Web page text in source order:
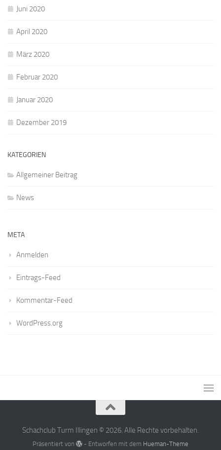
Juni 2020
April 2020
März 2020
Februar 2020
Januar 2020
Dezember 2019
KATEGORIEN
Allgemeiner Beitrag
News
META
Anmelden
Eintrags-Feed
Kommentar-Feed
WordPress.org
Schachclub Turm Illingen © 2026. Alle Rechte vorbehalten.
Präsentiert von - Entworfen mit dem Hueman-Theme